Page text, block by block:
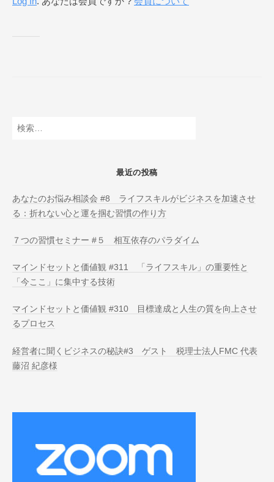
検
最近の投稿
あなたのお悩み相談会 #8 ライフスキルがビジネスを加速させ
る：折れない心と運を掴む習慣の作り方
７つの習慣セミナー #５ 相互依存のパラダイム
マインドセットと価値観 #311 「ライフスキル」の重要性と
「今ここ」に集中する技術
マインドセットと価値観 #310 目標達成と人生の質を向上させ
るプロセス
経営者に聞くビジネスの秘訣#3 ゲスト 税理士法人FMC 代表
藤沼 紀彦様